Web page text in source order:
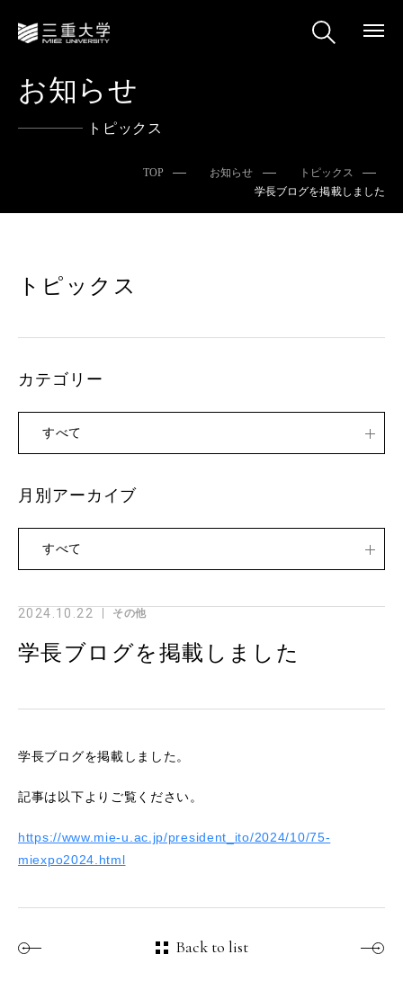
お知らせ
トピックス
TOP お知らせ
トピックス
学長ブログを掲載しました
2024.10.22 その他
学長ブログを掲載しました
学長ブログを掲載しました。
記事は以下よりご覧ください。
https://www.mie-u.ac.jp/president_ito/2024/10/75-
miexpo2024.html
Back to list
トピックス
カテゴリー
すべて
月別アーカイブ
すべて